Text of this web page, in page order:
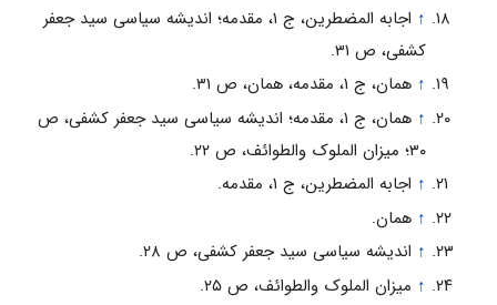
↑
اجابه المضطرین، ج ۱، مقدمه؛ اندیشه سیاسی سید جعفر
کشفی، ص ۳۱.
↑ همان، ج ۱، مقدمه، همان، ص ۳۱.
↑
همان، ج ۱، مقدمه؛ اندیشه سیاسی سید جعفر کشفی، ص
۳۰؛ میزان الملوک والطوائف، ص ۲۲.
↑ اجابه المضطرین، ج ۱، مقدمه.
↑ همان.
↑ اندیشه سیاسی سید جعفر کشفی، ص ۲۸.
↑ میزان الملوک والطوائف، ص ۲۵.